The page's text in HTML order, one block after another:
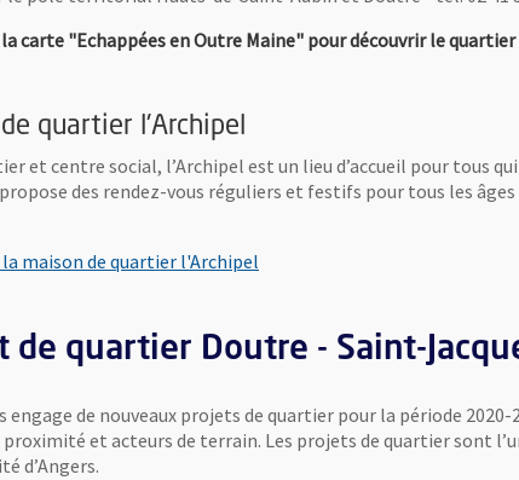
carte "Echappées en Outre Maine" pour découvrir le quartier
quartier l'Archipel
et centre social, l’Archipel est un lieu d’accueil pour tous
des rendez-vous réguliers et festifs pour tous les
maison de quartier l'Archipel
de quartier Doutre - Saint-
engage de nouveaux projets de quartier pour la période
et acteurs de terrain. Les projets de quartier sont
d’Angers.